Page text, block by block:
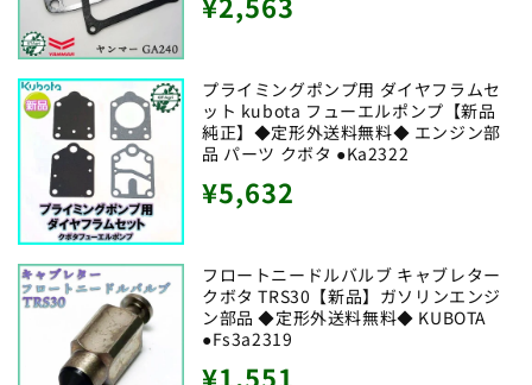
価
格
プライミングポンプ用 ダイヤフラムセ
ット kubota フューエルポンプ【新品
純正】◆定形外送料無料◆ エンジン部
品 パーツ クボタ ●Ka2322
通
価
格
¥5,632
フロートニードルバルブ キャブレター
クボタ TRS30【新品】ガソリンエンジ
ン部品 ◆定形外送料無料◆ KUBOTA
●Fs3a2319
通
¥1,551